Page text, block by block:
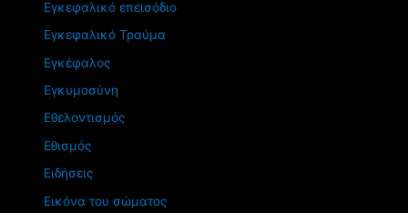
Εγκεφαλικό επεισόδιο
Εγκεφαλικό Τραύμα
Εγκέφαλος
Εγκυμοσύνη
Εθελοντισμός
Εθισμός
Ειδήσεις
Εικόνα του σώματος